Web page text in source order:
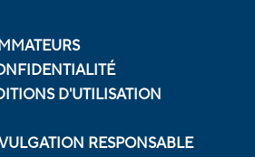
D'UTILISATION
RESPONSABLE